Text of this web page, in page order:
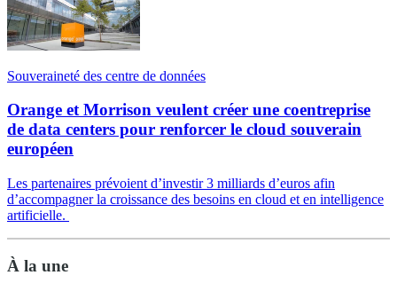
Souveraineté des centre de données
Orange et Morrison veulent créer une coentreprise
de data centers pour renforcer le cloud souverain
européen
Les partenaires prévoient d’investir 3 milliards d’euros afin
d’accompagner la croissance des besoins en cloud et en intelligence
artificielle.
À la une